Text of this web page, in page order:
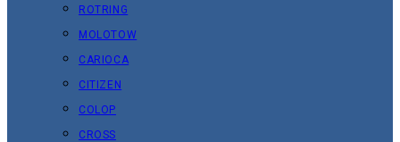
ROTRING
MOLOTOW
CARIOCA
CITIZEN
COLOP
CROSS